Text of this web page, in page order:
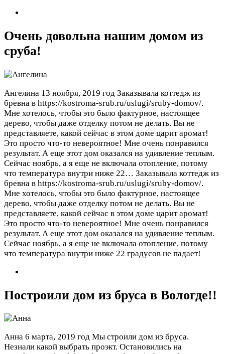
Очень довольна нашим домом из
сруба!
Ангелина 13 ноября, 2019 год Заказывала коттедж из
бревна в https://kostroma-srub.ru/uslugi/sruby-domov/.
Мне хотелось, чтобы это было фактурное, настоящее
дерево, чтобы даже отделку потом не делать. Вы не
представляете, какой сейчас в этом доме царит аромат!
Это просто что-то невероятное! Мне очень понравился
результат. А еще этот дом оказался на удивление теплым.
Сейчас ноябрь, а я еще не включала отопление, потому
что температура внутри ниже 22… Заказывала коттедж из
бревна в https://kostroma-srub.ru/uslugi/sruby-domov/.
Мне хотелось, чтобы это было фактурное, настоящее
дерево, чтобы даже отделку потом не делать. Вы не
представляете, какой сейчас в этом доме царит аромат!
Это просто что-то невероятное! Мне очень понравился
результат. А еще этот дом оказался на удивление теплым.
Сейчас ноябрь, а я еще не включала отопление, потому
что температура внутри ниже 22 градусов не падает!
Построили дом из бруса в Вологде!!
Анна 6 марта, 2019 год Мы строили дом из бруса.
Незнали какой выбрать проэкт. Остановились на